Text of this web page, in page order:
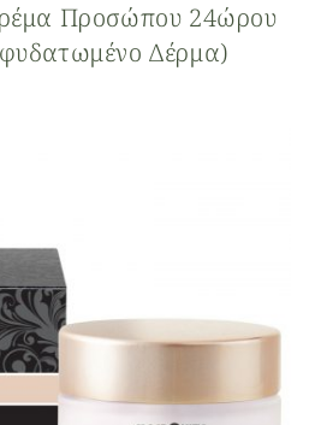
Προσώπου 24ώρου
Δέρμα)